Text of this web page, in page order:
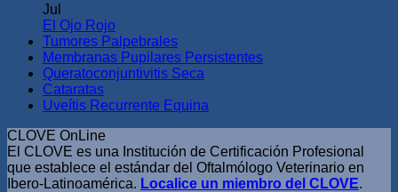
Jul
El Ojo Rojo
Tumores Palpebrales
Membranas Pupilares Persistentes
Queratoconjuntivitis Seca
Cataratas
Uveítis Recurrente Equina
CLOVE OnLine
El CLOVE es una Institución de Certificación Profesional
que establece el estándar del Oftalmólogo Veterinario en
Ibero-Latinoamérica. Localice un miembro del CLOVE.